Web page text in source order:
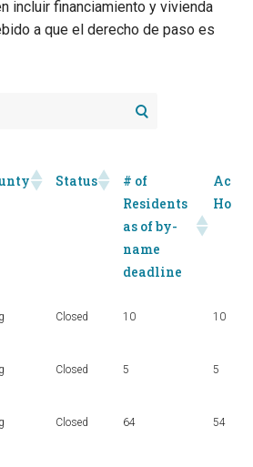
incluir financiamiento y vivienda
a que el derecho de paso es
Status
# of
Residents
as of by-
name
deadline
Closed 10 10
Closed 5 5
Closed 64 54